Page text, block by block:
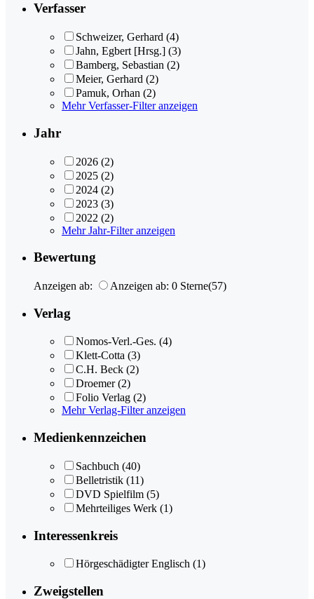
Verfasser
Schweizer, Gerhard (4)
Jahn, Egbert [Hrsg.] (3)
Bamberg, Sebastian (2)
Meier, Gerhard (2)
Pamuk, Orhan (2)
Mehr Verfasser-Filter anzeigen
Jahr
2026 (2)
2025 (2)
2024 (2)
2023 (3)
2022 (2)
Mehr Jahr-Filter anzeigen
Bewertung
Anzeigen ab: Anzeigen ab: 0 Sterne(57)
Verlag
Nomos-Verl.-Ges. (4)
Klett-Cotta (3)
C.H. Beck (2)
Droemer (2)
Folio Verlag (2)
Mehr Verlag-Filter anzeigen
Medienkennzeichen
Sachbuch (40)
Belletristik (11)
DVD Spielfilm (5)
Mehrteiliges Werk (1)
Interessenkreis
Hörgeschädigter Englisch (1)
Zweigstellen